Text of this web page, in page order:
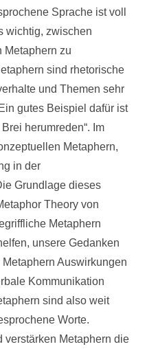
Sprache ist voll
wichtig, zwischen
Metaphern zu
sind rhetorische
und Themen sehr
gutes Beispiel dafür ist
herumreden“. Im
Metaphern,
in der
Grundlage dieses
Theory von
Metaphern
unsere Gedanken
Auswirkungen
Kommunikation
sind also weit
Worte.
verstärken Metaphern die